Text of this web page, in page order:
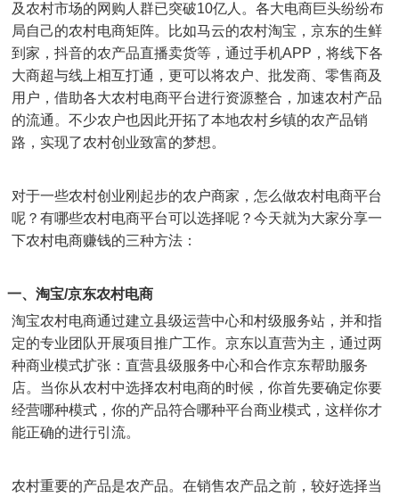
及农村市场的网购人群已突破10亿人。 各大电商巨头纷纷布
局自己的农村电商矩阵。比如马云的农村淘宝， 京东的生鲜
到家 ， 抖音的农产品直播卖货等，通过手机APP ，将线下各
大商超与线上相互打通，更可以将农户、批发商、零售商及
用户，借助各大农村电商平台进行资源整合，加速农村产品
的流通。不少农户也因此开拓了本地农村乡镇的农产品销
路，实现了农村创业致富的梦想。
对于一些农村创业刚起步的农户商家，怎么做农村电商平台
呢？有哪些农村电商平台可以选择呢？ 今天就为大家分享一
下农村电商赚钱的三种方法：
一、淘宝/京东农村电商
淘宝农村电商通过建立县级运营中心和村级服务站，并和指
定的专业团队开展项目推广工作。京东以直营为主，通过两
种商业模式扩张：直营县级服务中心和合作京东帮助服务
店。当你从农村中选择农村电商的时候，你首先要确定你要
经营哪种模式，你的产品符合哪种平台商业模式，这样你才
能正确的进行引流。
农村重要的产品是农产品。在销售农产品之前，较好选择当